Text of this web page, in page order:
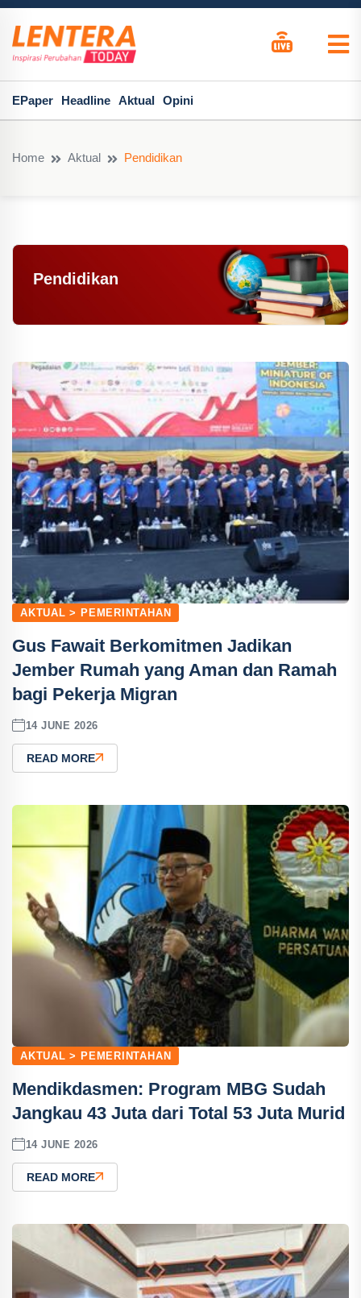
EPaper Headline Aktual Opini
Home Aktual Pendidikan
Pendidikan
AKTUAL > PEMERINTAHAN
Gus Fawait Berkomitmen Jadikan
Jember Rumah yang Aman dan Ramah
bagi Pekerja Migran
14 JUNE 2026
READ MORE
AKTUAL > PEMERINTAHAN
Mendikdasmen: Program MBG Sudah
Jangkau 43 Juta dari Total 53 Juta Murid
14 JUNE 2026
READ MORE